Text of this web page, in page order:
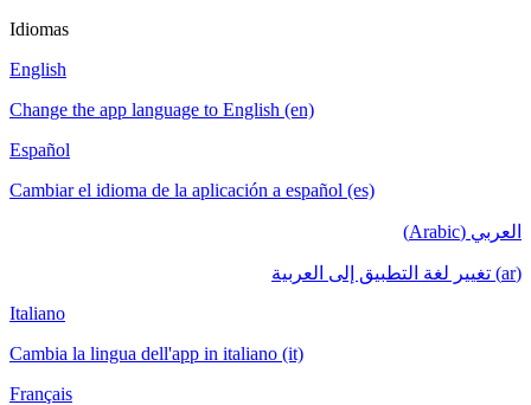
Idiomas
English
Change the app language to English (en)
Español
Cambiar el idioma de la aplicación a español (es)
العربي (Arabic)
(ar) تغيير لغة التطبيق إلى العربية
Italiano
Cambia la lingua dell'app in italiano (it)
Français